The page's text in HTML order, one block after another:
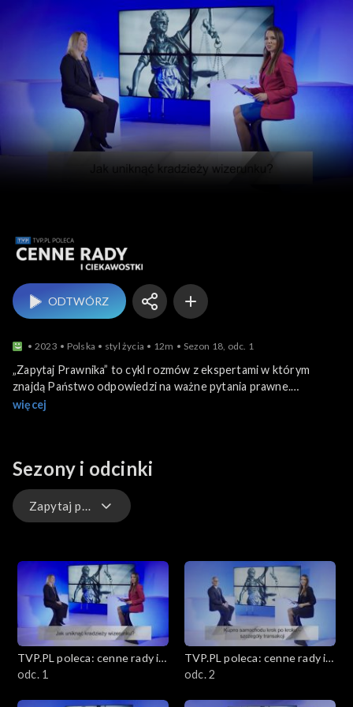
ODTWÓRZ
2023 Polska styl życia 12m Sezon 18, odc. 1
„Zapytaj Prawnika” to cykl rozmów z ekspertami w którym
znajdą Państwo odpowiedzi na ważne pytania prawne.
Komu należą się alimenty? O czym pamiętać podczas kupna
więcej
Sezony i odcinki
Zapytaj prawnika
Gwiazdy pod lupą
Jak dbać o zdrowie psychiczne
Porady eksperta
TVP.PL poleca: cenne rady i
ciekawostki
odc. 1
TVP.PL poleca: cenne rady i
ciekawostki
odc. 2